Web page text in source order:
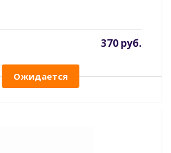
370 руб.
Ожидается